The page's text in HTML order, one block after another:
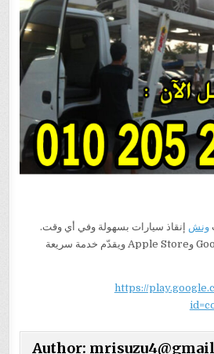
ونش إنقاذ سيارات بسهولة وفي أي وقت.
التطبيق متاح على Google Play وApple Store ويقدّم خدمة سريعة
https://
Author: